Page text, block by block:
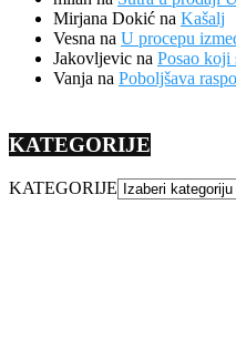
Mirjana Dokić na Kašalj
Vesna na U procepu
Jakovljevic na Posao
Vanja na Poboljšava
KATEGORIJE
KATEGORIJE